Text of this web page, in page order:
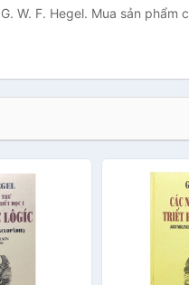
W. F. Hegel. Mua sản